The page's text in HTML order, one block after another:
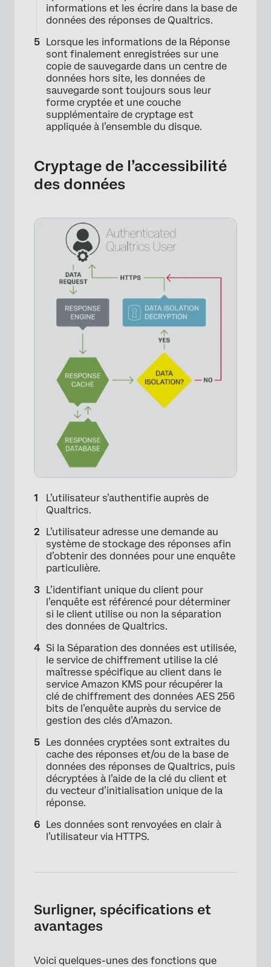
informations et les écrire dans la base de
données des réponses de Qualtrics.
Lorsque les informations de la Réponse
sont finalement enregistrées sur une
copie de sauvegarde dans un centre de
données hors site, les données de
sauvegarde sont toujours sous leur
forme cryptée et une couche
supplémentaire de cryptage est
appliquée à l’ensemble du disque.
Cryptage de l’accessibilité
des données
L’utilisateur s’authentifie auprès de
Qualtrics.
L’utilisateur adresse une demande au
système de stockage des réponses afin
d’obtenir des données pour une enquête
particulière.
L’identifiant unique du client pour
l’enquête est référencé pour déterminer
si le client utilise ou non la séparation
des données de Qualtrics.
Si la Séparation des données est utilisée,
le service de chiffrement utilise la clé
maîtresse spécifique au client dans le
service Amazon KMS pour récupérer la
clé de chiffrement des données AES 256
bits de l’enquête auprès du service de
gestion des clés d’Amazon.
Les données cryptées sont extraites du
cache des réponses et/ou de la base de
données des réponses de Qualtrics, puis
décryptées à l’aide de la clé du client et
du vecteur d’initialisation unique de la
réponse.
Les données sont renvoyées en clair à
l’utilisateur via HTTPS.
Surligner, spécifications et
avantages
Voici quelques-unes des fonctions que